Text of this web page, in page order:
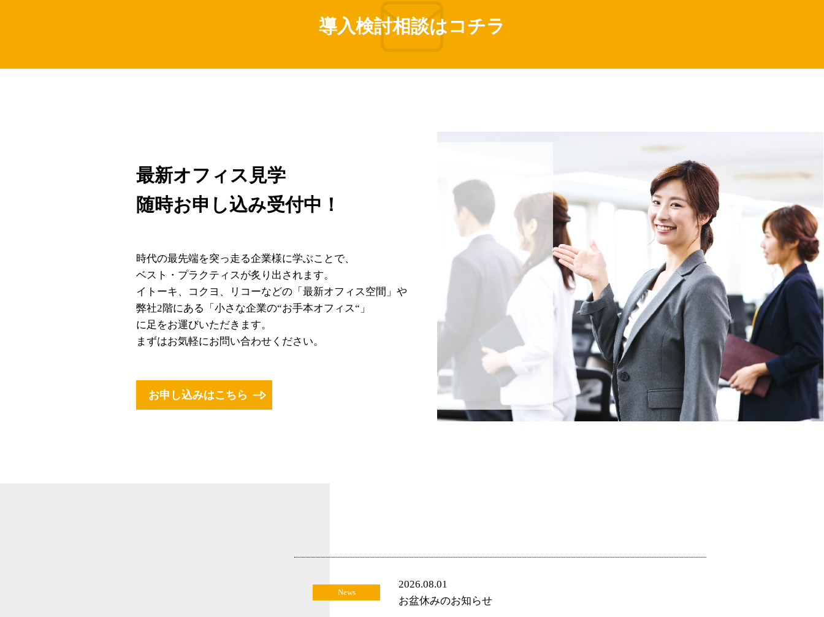
導入検討相談はコチラ
最新オフィス見学
随時お申し込み受付中！
時代の最先端を突っ走る企業様に学ぶことで、
ベスト・プラクティスが炙り出されます。
イトーキ、コクヨ、リコーなどの「最新オフィス空間」や
弊社2階にある「小さな企業の“お手本オフィス“」
に足をお運びいただきます。
まずはお気軽にお問い合わせください。
お申し込みはこちら
News
2026.08.01
お盆休みのお知らせ